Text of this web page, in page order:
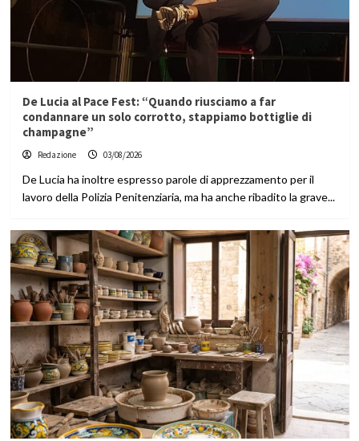
De Lucia al Pace Fest: “Quando riusciamo a far
condannare un solo corrotto, stappiamo bottiglie di
champagne”
Redazione 03/08/2026
De Lucia ha inoltre espresso parole di apprezzamento per il
lavoro della Polizia Penitenziaria, ma ha anche ribadito la grave...